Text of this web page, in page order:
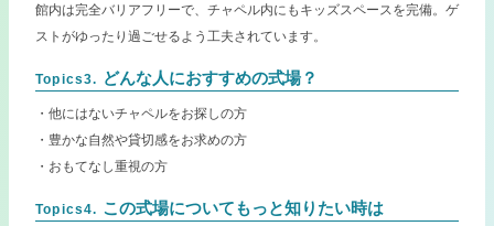
館内は完全バリアフリーで、チャペル内にもキッズスペースを完備。ゲ
ストがゆったり過ごせるよう工夫されています。
Topics3. どんな人におすすめの式場？
・他にはないチャペルをお探しの方
・豊かな自然や貸切感をお求めの方
・おもてなし重視の方
Topics4. この式場についてもっと知りたい時は